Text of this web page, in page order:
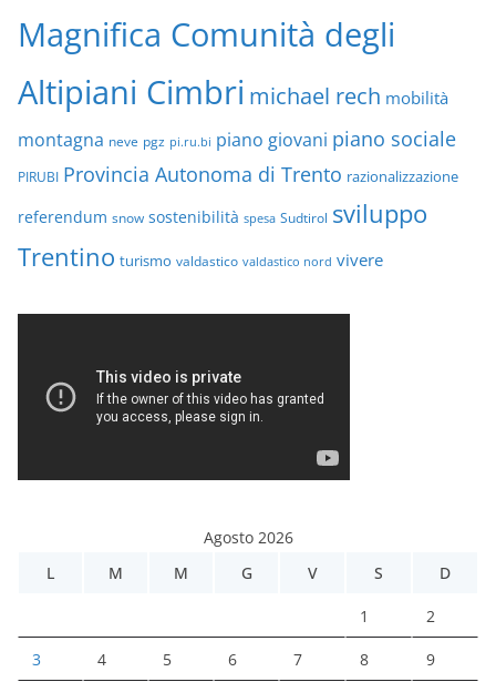
Magnifica Comunità degli
Altipiani Cimbri michael rech mobilità
montagna neve pgz pi.ru.bi piano giovani piano sociale
PIRUBI Provincia Autonoma di Trento razionalizzazione
referendum snow sostenibilità spesa Sudtirol sviluppo
Trentino turismo valdastico valdastico nord vivere
Agosto 2026
L
M M G V S D
1 2
3 4 5 6 7 8 9